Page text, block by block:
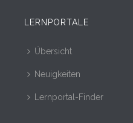
LERNPORTALE
Übersicht
Neuigkeiten
Lernportal-Finder